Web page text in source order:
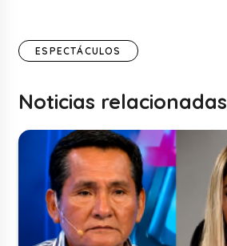
ESPECTÁCULOS
Noticias relacionadas